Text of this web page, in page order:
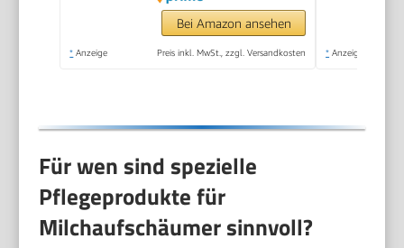
Milchschaum, für
Latte Macchiato,
Bei Amazon ansehen
* Anzeige Preis inkl. MwSt., zzgl. Versandkosten * Anzeige
Für wen sind spezielle
Pflegeprodukte für
Milchaufschäumer sinnvoll?